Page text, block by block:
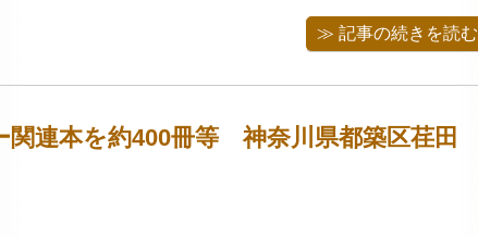
≫ 記事の続きを読む
連本を約400冊等 神奈川県都築区荏田